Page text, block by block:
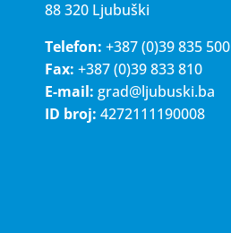
88 320 Ljubuški
Telefon: +387 (0)39 835 500
Fax: +387 (0)39 833 810
E-mail: grad@ljubuski.ba
ID broj: 4272111190008